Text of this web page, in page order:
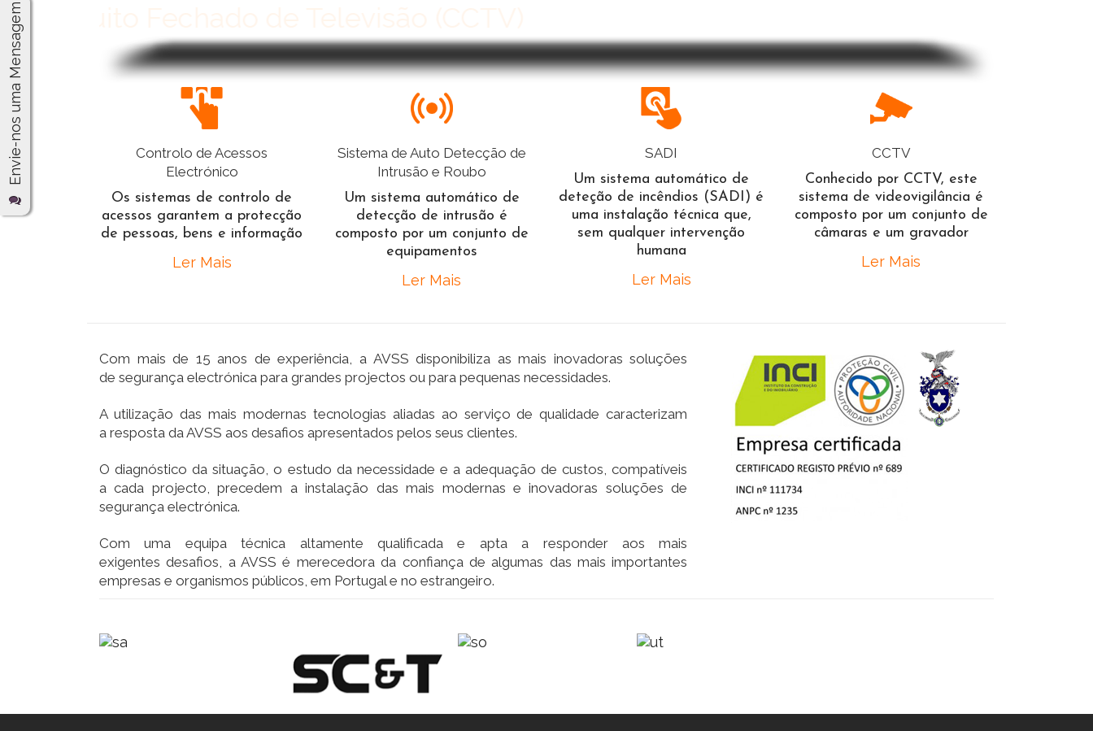
Controlo de Acessos
Electrónico
Os sistemas de controlo de
acessos garantem a protecção
de pessoas, bens e informação
Ler Mais
Sistema de Auto Detecção de
Intrusão e Roubo
Um sistema automático de
detecção de intrusão é
composto por um conjunto de
equipamentos
Ler Mais
SADI
Um sistema automático de
deteção de incêndios (SADI) é
uma instalação técnica que,
sem qualquer intervenção
humana
Ler Mais
CCTV
Conhecido por CCTV, este
sistema de videovigilância é
composto por um conjunto de
câmaras e um gravador
Ler Mais
Com mais de 15 anos de experiência, a AVSS disponibiliza as mais inovadoras soluções
de segurança electrónica para grandes projectos ou para pequenas necessidades.
A utilização das mais modernas tecnologias aliadas ao serviço de qualidade caracterizam
a resposta da AVSS aos desafios apresentados pelos seus clientes.
O diagnóstico da situação, o estudo da necessidade e a adequação de custos, compatíveis
a cada projecto, precedem a instalação das mais modernas e inovadoras soluções de
segurança electrónica.
Com uma equipa técnica altamente qualificada e apta a responder aos mais
exigentes desafios, a AVSS é merecedora da confiança de algumas das mais importantes
empresas e organismos públicos, em Portugal e no estrangeiro.
Envie-nos uma Mensagem